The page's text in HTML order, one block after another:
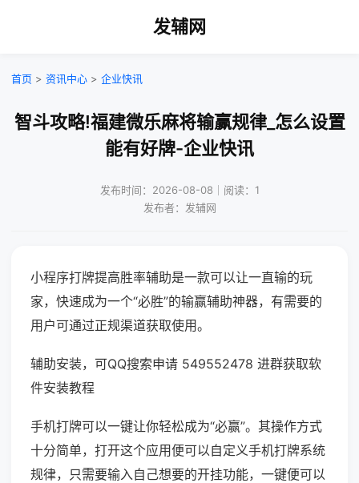
发辅网
首页 > 资讯中心 > 企业快讯
智斗攻略!福建微乐麻将输赢规律_怎么设置
能有好牌-企业快讯
发布时间：2026-08-08｜阅读：1
发布者：发辅网
小程序打牌提高胜率辅助是一款可以让一直输的玩
家，快速成为一个“必胜”的输赢辅助神器，有需要的
用户可通过正规渠道获取使用。
辅助安装，可QQ搜索申请 549552478 进群获取软
件安装教程
手机打牌可以一键让你轻松成为“必赢”。其操作方式
十分简单，打开这个应用便可以自定义手机打牌系统
规律，只需要输入自己想要的开挂功能，一键便可以